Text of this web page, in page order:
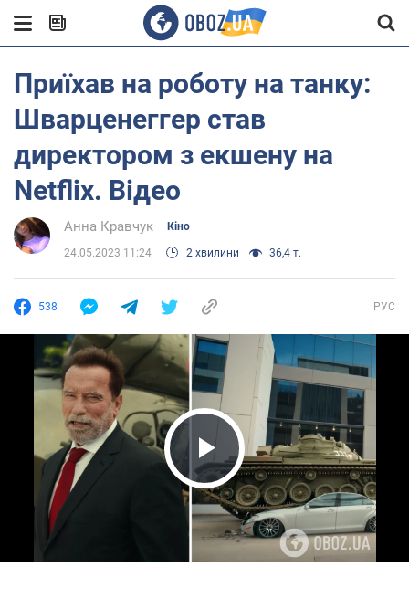
Приїхав на роботу на танку:
Шварценеггер став
директором з екшену на
Netflix. Відео
Анна Кравчук Кіно
24.05.2023 11:24 2 хвилини 36,4 т.
538 РУС
Play Video